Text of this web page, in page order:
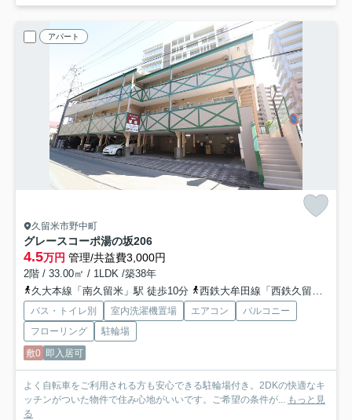
アパート
久留米市野中町
グレースコーポ湯の坂206
4.5万円 管理/共益費3,000円
2階 / 33.00㎡ / 1LDK /築38年
久大本線「南久留米」駅 徒歩10分
西鉄大牟田線「西鉄久留米」駅 徒歩14分
バス・トイレ別 室内洗濯機置場 エアコン
バルコニー
フローリング
駐輪場
敷0 即入居可
よく自転車をご利用される方も安心できる駐輪場付き。2DKの快適なキ
ッチンがついた物件で住み心地がいいです。ご希望の条件が...
もっと見
る